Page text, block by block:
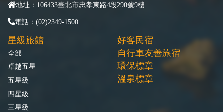
地址：106433臺北市忠孝東路4段290號9樓
電話：(02)2349-1500
星級旅館
全部
卓越五星
五星級
四星級
三星級
好客民宿
自行車友善旅宿
環保標章
溫泉標章